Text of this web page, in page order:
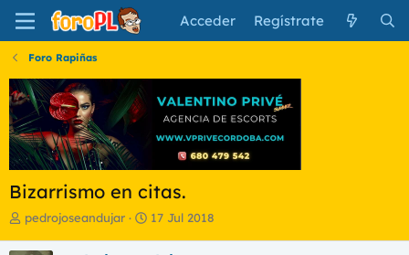
Acceder Regístrate
Foro Rapiñas
Bizarrismo en citas.
I
i
pedrojoseandujar
F17 Jul 2018